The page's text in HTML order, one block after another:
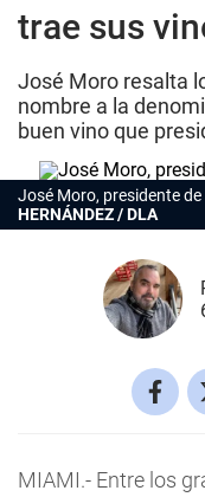
trae sus
José Moro resalta
nombre a la
buen vino que
José Moro, presidente
HERNÁNDEZ / DLA
MIAMI.- Entre los